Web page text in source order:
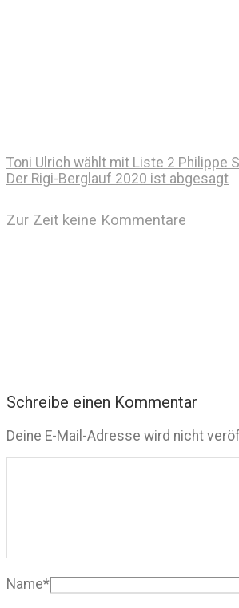
Toni Ulrich wählt mit Liste 2 Philippe
Der Rigi-Berglauf 2020 ist abgesagt
Zur Zeit keine Kommentare
Schreibe einen Kommentar
Deine E-Mail-Adresse wird nicht
Name*